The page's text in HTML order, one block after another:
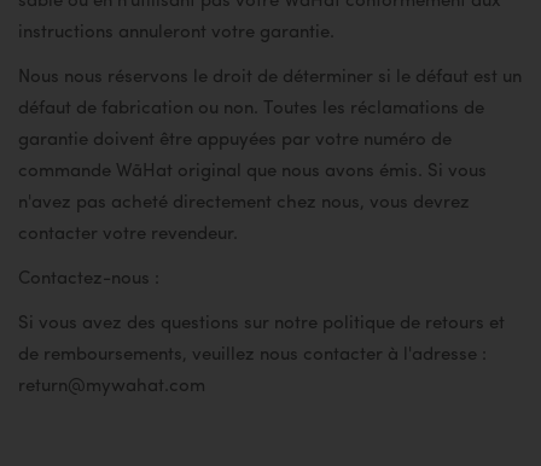
instructions annuleront votre garantie.
Nous nous réservons le droit de déterminer si le défaut est un
défaut de fabrication ou non. Toutes les réclamations de
garantie doivent être appuyées par votre numéro de
commande WãHat original que nous avons émis. Si vous
n'avez pas acheté directement chez nous, vous devrez
contacter votre revendeur.
Contactez-nous :
Si vous avez des questions sur notre politique de retours et
de remboursements, veuillez nous contacter à l'adresse :
return@mywahat.com